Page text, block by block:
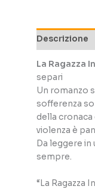
ci
quantità
Descrizione
La Ragazza
separi
Un romanzo
sofferenza
della
violenza è
Da leggere
sempre.
“La Ragazza